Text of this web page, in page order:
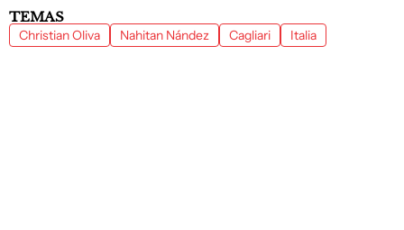
TEMAS
Christian Oliva Nahitan Nández Cagliari Italia